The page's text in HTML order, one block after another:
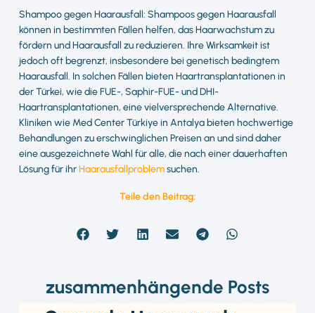
Shampoo gegen Haarausfall: Shampoos gegen Haarausfall
können in bestimmten Fällen helfen, das Haarwachstum zu
fördern und Haarausfall zu reduzieren. Ihre Wirksamkeit ist
jedoch oft begrenzt, insbesondere bei genetisch bedingtem
Haarausfall. In solchen Fällen bieten Haartransplantationen in
der Türkei, wie die FUE-, Saphir-FUE- und DHI-
Haartransplantationen, eine vielversprechende Alternative.
Kliniken wie Med Center Türkiye in Antalya bieten hochwertige
Behandlungen zu erschwinglichen Preisen an und sind daher
eine ausgezeichnete Wahl für alle, die nach einer dauerhaften
Lösung für ihrHaarausfallproblemsuchen.
Teile den Beitrag:
zusammenhängende Posts